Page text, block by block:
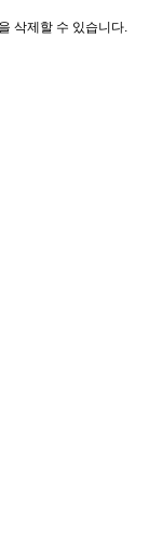
삭제할 수 있습니다.